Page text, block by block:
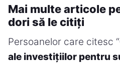
Mai multe articole
dori să le citiți
Persoanelor care citesc “
ale investițiilor pentru